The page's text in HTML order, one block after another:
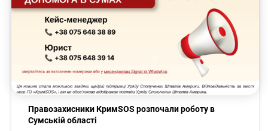
Правозахисники КримSOS розпочали роботу в
Сумській області